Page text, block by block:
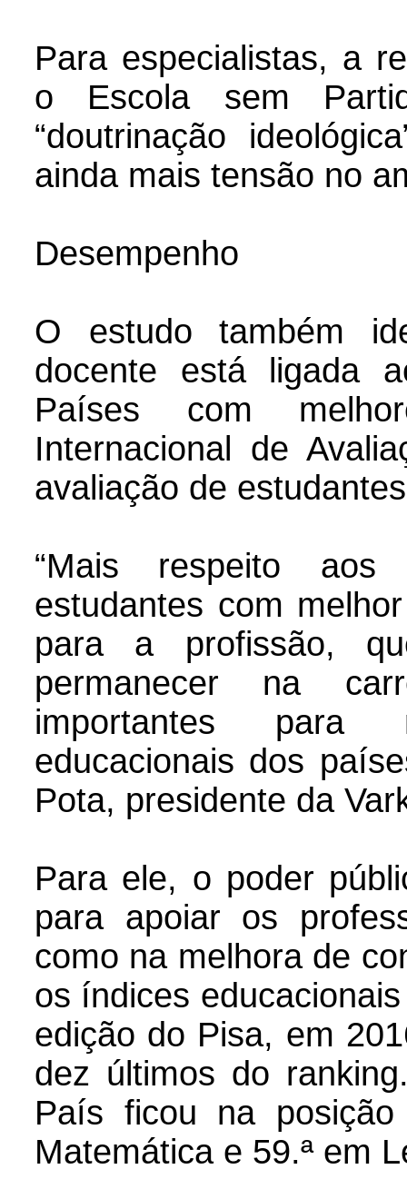
Para especialistas, a
o Escola sem
“doutrinação
ainda mais tensão no
Desempenho
O estudo também
docente está ligada
Países com
Internacional de
avaliação de
“Mais respeito aos
estudantes com
para a profissão,
permanecer na
importantes para
educacionais dos
Pota, presidente da
Para ele, o poder
para apoiar os
como na melhora de
os índices
edição do Pisa, em
dez últimos do
País ficou na
Matemática e 59.ª em